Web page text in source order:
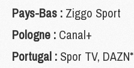
Pays-Bas : Ziggo Sport
Pologne : Canal+
Portugal : Spor TV, DAZN*